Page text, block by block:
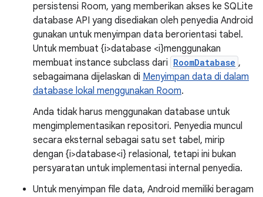
persistensi Room, yang memberikan akses ke SQLite
database API yang disediakan oleh penyedia Android
gunakan untuk menyimpan data berorientasi tabel.
Untuk membuat {i>database <i}menggunakan
membuat instance subclass dari RoomDatabase ,
sebagaimana dijelaskan di Menyimpan data di dalam
database lokal menggunakan Room.
Anda tidak harus menggunakan database untuk
mengimplementasikan repositori. Penyedia muncul
secara eksternal sebagai satu set tabel, mirip
dengan {i>database<i} relasional, tetapi ini bukan
persyaratan untuk implementasi internal penyedia.
Untuk menyimpan file data, Android memiliki beragam